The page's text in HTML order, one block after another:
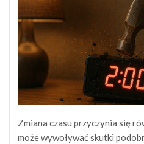
Zmiana czasu przyczynia się
może wywoływać skutki